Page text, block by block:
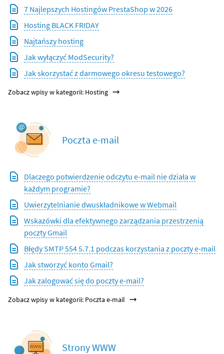
7 Najlepszych Hostingów PrestaShop w 2026
Hosting BLACK FRIDAY
Najtańszy hosting
Jak wyłączyć ModSecurity?
Jak skorzystać z darmowego okresu testowego?
Zobacz wpisy w kategorii: Hosting
Poczta e-mail
Dlaczego potwierdzenie odczytu e-mail nie działa w
każdym programie?
Uwierzytelnianie dwuskładnikowe w Webmail
Wskazówki dla efektywnego zarządzania przestrzenią
poczty Gmail
Błędy SMTP 554 5.7.1 podczas korzystania z poczty e-mail
Jak stworzyć konto Gmail?
Jak zalogować się do poczty e-mail?
Zobacz wpisy w kategorii: Poczta e-mail
Strony WWW